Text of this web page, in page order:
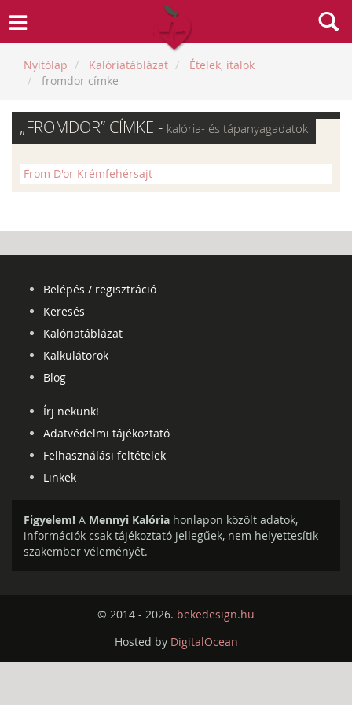
Nyitólap Kalóriatáblázat
Ételek, italok
fromdor címke
„FROMDOR” CÍMKE - kalória- és tápanyagadatok
From D'or Krémfehérsajt
Belépés / regisztráció
Keresés
Kalóriatáblázat
Kalkulátorok
Blog
Írj nekünk!
Adatvédelmi tájékoztató
Felhasználási feltételek
Linkek
Figyelem! A Mennyi Kalória honlapon közölt adatok,
információk csak tájékoztató jellegűek, nem helyettesítik
szakember véleményét.
© 2014 - 2026. bekedesign.hu
Hosted by DigitalOcean